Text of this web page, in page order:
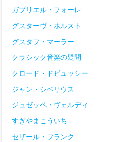
ガブリエル・フォーレ
グスターヴ・ホルスト
グスタフ・マーラー
クラシック音楽の疑問
クロード・ドビュッシー
ジャン・シベリウス
ジュゼッペ・ヴェルディ
すぎやまこういち
セザール・フランク